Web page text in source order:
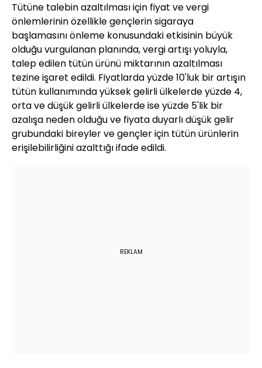
Tütüne talebin azaltılması için fiyat ve vergi
önlemlerinin özellikle gençlerin sigaraya
başlamasını önleme konusundaki etkisinin büyük
olduğu vurgulanan planında, vergi artışı yoluyla,
talep edilen tütün ürünü miktarının azaltılması
tezine işaret edildi. Fiyatlarda yüzde 10'luk bir artışın
tütün kullanımında yüksek gelirli ülkelerde yüzde 4,
orta ve düşük gelirli ülkelerde ise yüzde 5'lik bir
azalışa neden olduğu ve fiyata duyarlı düşük gelir
grubundaki bireyler ve gençler için tütün ürünlerin
erişilebilirliğini azalttığı ifade edildi.
REKLAM